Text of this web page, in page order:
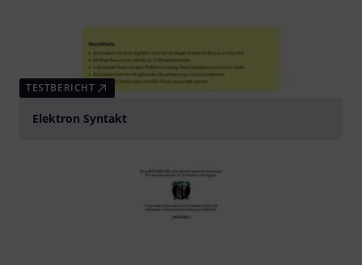
TESTBERICHT
Elektron Syntakt